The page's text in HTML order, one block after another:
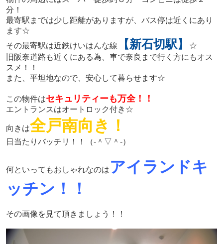
分！
最寄駅までは少し距離がありますが、バス停は近くにあり
ます☆
その最寄駅は近鉄けいはんな線
【新石切駅】
☆
旧阪奈道路も近くにある為、車で奈良まで行く方にもオス
スメ！！
また、平坦地なので、安心して暮らせます☆
この物件はセキュリティーも万全！！
エントランスはオートロック付き☆
向きは全戸南向き！
日当たりバッチリ！！（‐＾▽＾‐）
何といってもおしゃれなのは アイランドキ
ッチン！！
その画像を見て頂きましょう！！